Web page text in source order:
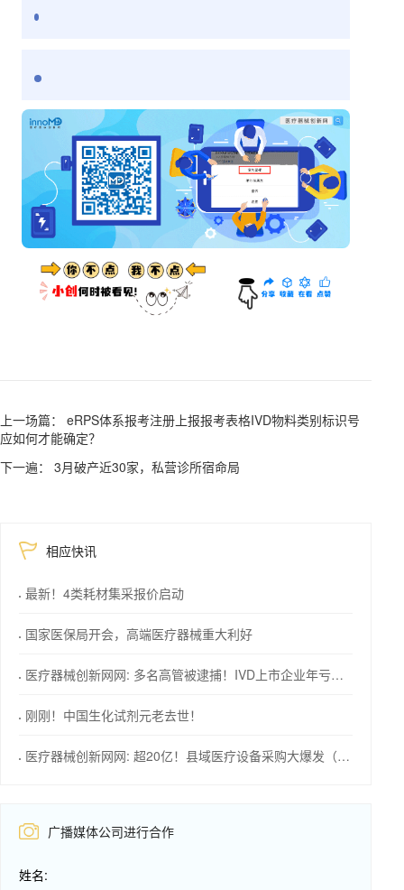
上一场篇： eRPS体系报考注册上报报考表格IVD物料类别标识号
应如何才能确定？
下一遍： 3月破产近30家，私营诊所宿命局
相应快讯
最新！4类耗材集采报价启动
国家医保局开会，高端医疗器械重大利好
医疗器械创新网网: 多名高管被逮捕！IVD上市企业年亏损1576万！
刚刚！中国生化试剂元老去世！
医疗器械创新网网: 超20亿！县域医疗设备采购大爆发（附清单）
广播媒体公司进行合作
姓名: